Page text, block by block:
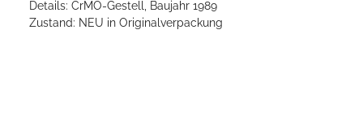
Details: CrMO-Gestell, Baujahr 1989
Zustand: NEU in Originalverpackung